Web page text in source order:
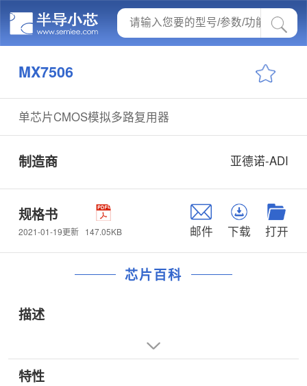
MX7506
单芯片CMOS模拟多路复用器
制造商 亚德诺-ADI
规格书
2021-01-19更新 147.05KB 邮件 下载 打开
芯片百科
描述
特性